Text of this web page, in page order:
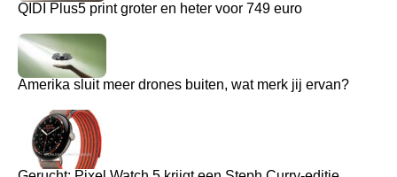
QIDI Plus5 print groter en heter voor 749 euro
Amerika sluit meer drones buiten, wat merk jij ervan?